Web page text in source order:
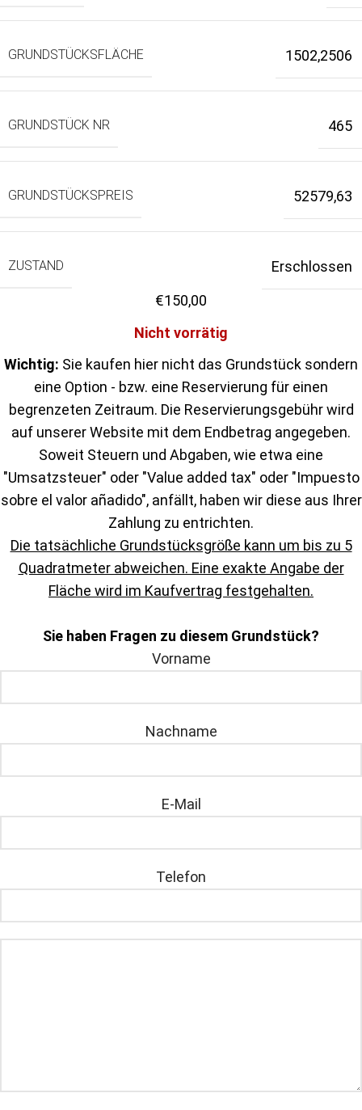
GRUNDSTÜCKSFLÄCHE 1502,2506
GRUNDSTÜCK NR 465
GRUNDSTÜCKSPREIS 52579,63
ZUSTAND
Erschlossen
€150,00
Nicht vorrätig
Wichtig: Sie kaufen hier nicht das Grundstück sondern
eine Option - bzw. eine Reservierung für einen
begrenzeten Zeitraum. Die Reservierungsgebühr wird
auf unserer Website mit dem Endbetrag angegeben.
Soweit Steuern und Abgaben, wie etwa eine
"Umsatzsteuer" oder "Value added tax" oder "Impuesto
sobre el valor añadido", anfällt, haben wir diese aus Ihrer
Zahlung zu entrichten.
Die tatsächliche Grundstücksgröße kann um bis zu 5
Quadratmeter abweichen. Eine exakte Angabe der
Fläche wird im Kaufvertrag festgehalten.
Sie haben Fragen zu diesem Grundstück?
Vorname
Nachname
E-Mail
Telefon